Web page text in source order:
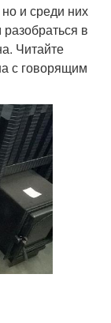
и среди них
в
Читайте
с говорящим